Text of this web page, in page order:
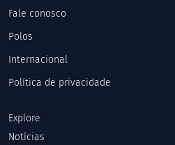
Fale conosco
Polos
Internacional
Política de privacidade
Explore
Notícias